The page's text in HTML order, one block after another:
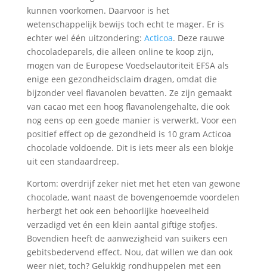
kunnen voorkomen. Daarvoor is het
wetenschappelijk bewijs toch echt te mager. Er is
echter wel één uitzondering: Acticoa. Deze rauwe
chocoladeparels, die alleen online te koop zijn,
mogen van de Europese Voedselautoriteit EFSA als
enige een gezondheidsclaim dragen, omdat die
bijzonder veel flavanolen bevatten. Ze zijn gemaakt
van cacao met een hoog flavanolengehalte, die ook
nog eens op een goede manier is verwerkt. Voor een
positief effect op de gezondheid is 10 gram Acticoa
chocolade voldoende. Dit is iets meer als een blokje
uit een standaardreep.
Kortom: overdrijf zeker niet met het eten van gewone
chocolade, want naast de bovengenoemde voordelen
herbergt het ook een behoorlijke hoeveelheid
verzadigd vet én een klein aantal giftige stofjes.
Bovendien heeft de aanwezigheid van suikers een
gebitsbedervend effect. Nou, dat willen we dan ook
weer niet, toch? Gelukkig rondhuppelen met een